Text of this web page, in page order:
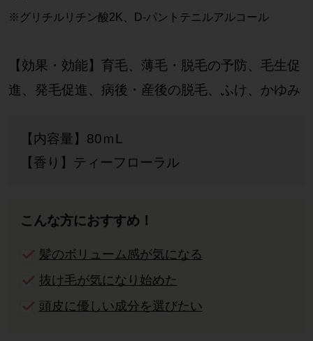
※グリチルリチン酸2K、D-パントテニルアルコール
【効果・効能】育毛、薄毛・脱毛の予防、毛生促
進、発毛促進、病後・産後の脱毛、ふけ、かゆみ
【内容量】80ｍL
【香り】ティーフローラル
こんな方におすすめ！
髪のボリューム感が気になる
抜け毛が気になり始めた
頭皮に優しい成分を選びたい